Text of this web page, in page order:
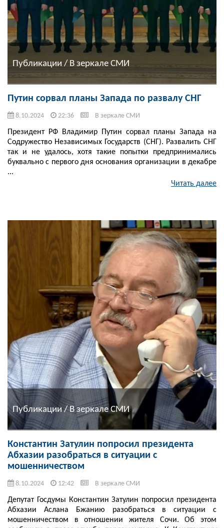
Публикации / В зеркале СМИ
Путин сорвал планы Запада по развалу СНГ
8.10.2024 22:36 В зеркале СМИ
Президент РФ Владимир Путин сорвал планы Запада на
Содружество Независимых Государств (СНГ). Развалить СНГ
так и не удалось, хотя такие попытки предпринимались
буквально с первого дня основания организации в декабре
...
Читать далее
Публикации / В зеркале СМИ
Константин Затулин попросил президента
Абхазии разобраться в ситуации с
мошенничеством
8.10.2024 12:42 В зеркале СМИ
Депутат Госдумы Константин Затулин попросил президента
Абхазии Аслана Бжанию разобраться в ситуации с
мошенничеством в отношении жителя Сочи. Об этом